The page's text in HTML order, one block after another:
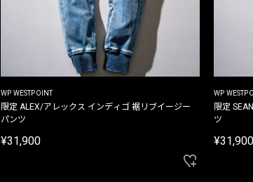
WP WESTPOINT
限定 ALEX/アレックス インディゴ 裾リブイージー
パンツ
¥31,900
WP
限定
ツ
¥31,900